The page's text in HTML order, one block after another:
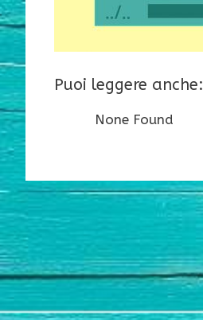
Puoi leggere anche:
None Found